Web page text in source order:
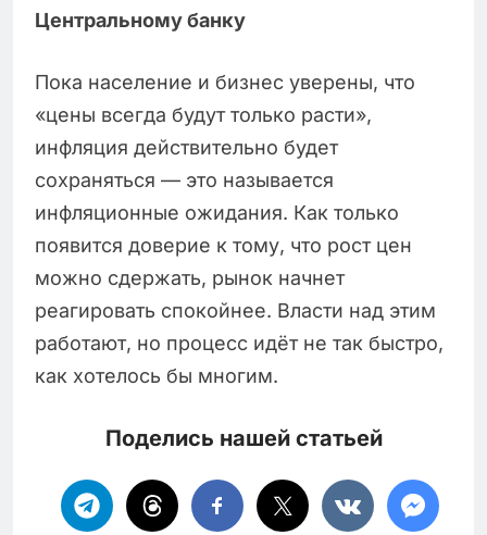
Центральному банку
Пока население и бизнес уверены, что
«цены всегда будут только расти»,
инфляция действительно будет
сохраняться — это называется
инфляционные ожидания. Как только
появится доверие к тому, что рост цен
можно сдержать, рынок начнет
реагировать спокойнее. Власти над этим
работают, но процесс идёт не так быстро,
как хотелось бы многим.
Поделись нашей статьей